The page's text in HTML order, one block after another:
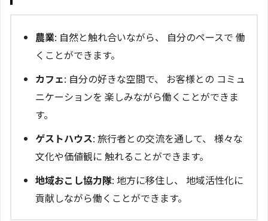
農業: 自然と触れ合いながら、 自分のペースで 働
くことができます。
カフェ: 自分の好きな空間で、 お客様との コミュ
ニケーションを 楽しみながら働くことができま
す。
ゲストハウス: 旅行者との交流を通して、 様々な
文化や価値観に 触れることができます。
地域おこし協力隊: 地方に移住し、 地域活性化に
貢献しながら働くことができます。